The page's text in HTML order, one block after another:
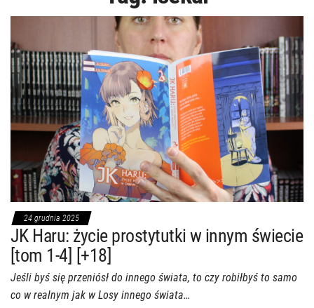
24 grudnia 2025
JK Haru: życie prostytutki w innym świecie
[tom 1-4] [+18]
Jeśli byś się przeniósł do innego świata, to czy robiłbyś to samo
co w realnym jak w Losy innego świata…